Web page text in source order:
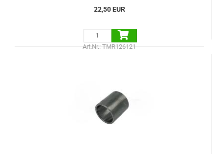
22,50 EUR
Art.Nr.: TMR126121